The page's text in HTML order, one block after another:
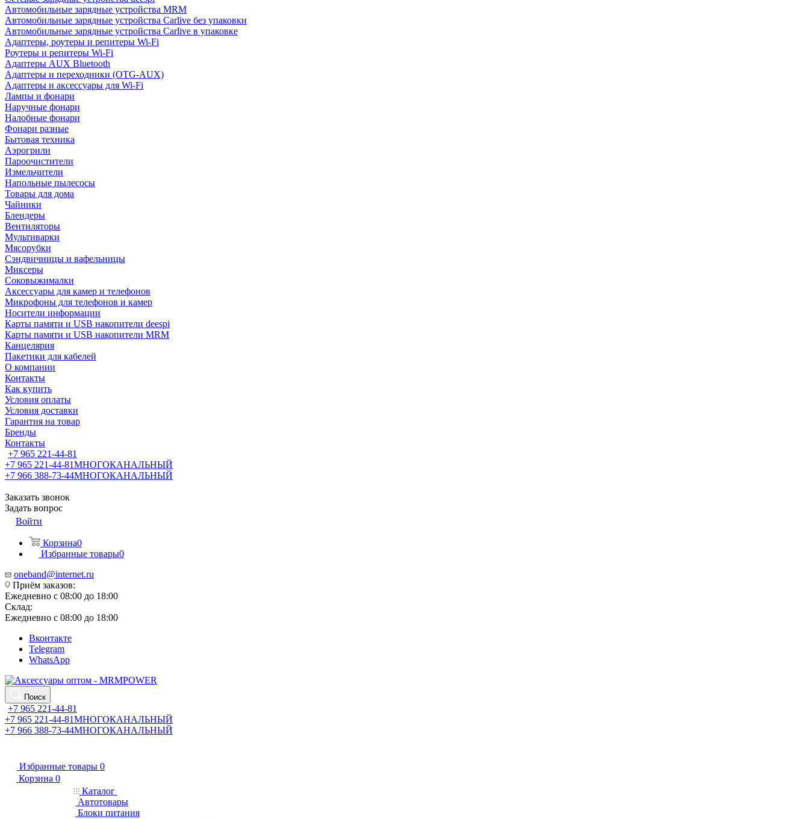
Автомобильные зарядные устройства MRM
Автомобильные зарядные устройства Carlive без упаковки
Автомобильные зарядные устройства Carlive в упаковке
Адаптеры, роутеры и репитеры Wi-Fi
Роутеры и репитеры Wi-Fi
Адаптеры AUX Bluetooth
Адаптеры и переходники (OTG-AUX)
Адаптеры и аксессуары для Wi-Fi
Лампы и фонари
Наручные фонари
Налобные фонари
Фонари разные
Бытовая техника
Аэрогрили
Пароочистители
Измельчители
Напольные пылесосы
Товары для дома
Чайники
Блендеры
Вентиляторы
Мультиварки
Мясорубки
Сэндвичницы и вафельницы
Миксеры
Соковыжималки
Аксессуары для камер и телефонов
Микрофоны для телефонов и камер
Носители информации
Карты памяти и USB накопители deespi
Карты памяти и USB накопители MRM
Канцелярия
Пакетики для кабелей
О компании
Контакты
Как купить
Условия оплаты
Условия доставки
Гарантия на товар
Бренды
Контакты
+7 965 221-44-81
+7 965 221-44-81МНОГОКАНАЛЬНЫЙ
+7 966 388-73-44МНОГОКАНАЛЬНЫЙ
Заказать звонок
Задать вопрос
Войти
Корзина0
Избранные товары0
oneband@internet.ru
Приём заказов:
Ежедневно с 08:00 до 18:00
Склад:
Ежедневно с 08:00 до 18:00
Вконтакте
Telegram
WhatsApp
Поиск
+7 965 221-44-81
+7 965 221-44-81МНОГОКАНАЛЬНЫЙ
+7 966 388-73-44МНОГОКАНАЛЬНЫЙ
Избранные товары 0
Корзина 0
Каталог
Автотовары
Блоки питания